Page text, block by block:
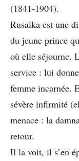
(1841-1904).
Rusalka est une
du jeune prince
où elle séjourne.
service : lui
femme incarnée.
sévère infirmité
menace : la
retour.
Il la voit, il s’en